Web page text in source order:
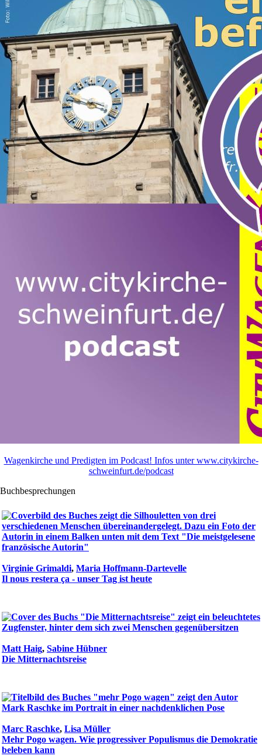
Wagenkirche und Predigten im Podcast! Infos unter www.citykirche-
schweinfurt.de/podcast
Buchbesprechungen
Virginie Grimaldi, Maria Hoffmann-Dartevelle
Il nous restera ça - unser Tag ist heute
Matt Haig, Sabine Hübner
Die Mitternachtsreise
Marc Raschke, Lisa Müller
Mehr Pogo wagen. Wie progressiver Populismus die Demokratie
beleben kann